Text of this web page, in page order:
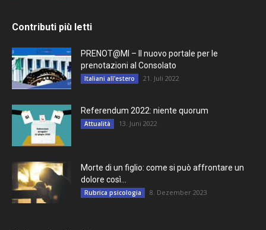
Contributi più letti
PRENOT@MI – Il nuovo portale per le
prenotazioni al Consolato
Italiani all'estero 21. Juli 2022
Referendum 2022: niente quorum
Attualità 13. Juni 2022
Morte di un figlio: come si può affrontare un
dolore così...
Rubrica psicologia 8. Dezember 2023